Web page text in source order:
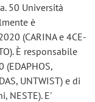
50 Università
è
(CARINA e 4CE-
È responsabile
UNTWIST) e di
NESTE). E'